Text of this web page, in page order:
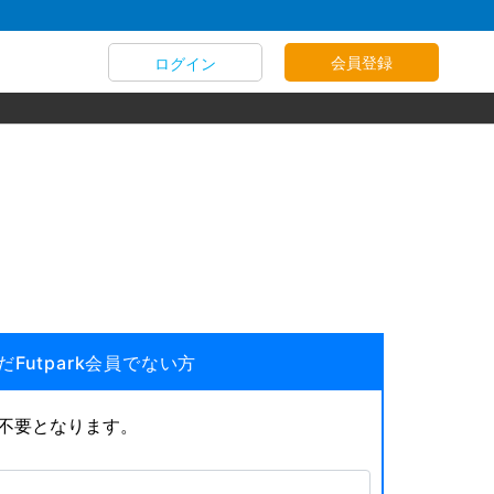
ログイン 会員登録
Futpark会員でない方
となります。